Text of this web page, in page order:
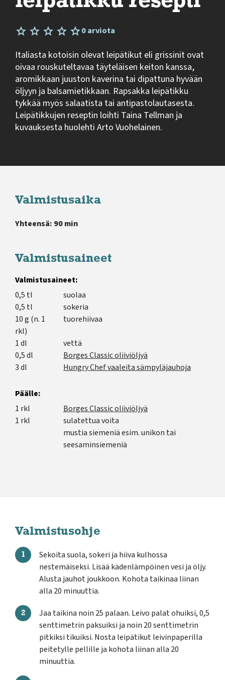
0 arviota
Italiasta kotoisin olevat leipätikut eli grissinit ovat
oivaa rouskuteltavaa täyteläisen keiton kanssa,
aromikkaan juuston kaverina tai dipattuna hyvään
öljyyn ja balsamietikkaan. Rapsakka leipätikku
tykkää myös salaatista tai antipastolautasesta.
Leipätikkujen reseptin loihti Taina Tellman ja
kuvauksesta huolehti Arto Vuohelainen.
Valmistusaika
Yhteensä: 90 min
Valmistusaineet
Valmistusaineet:
0,5 tl
suolaa
0,5 tl
sokeria
10 g (n. 1
rkl)
tuorehiivaa
1 dl
vettä
0,5 dl
Borges Classic oliiviöljyä
3 dl
Hungry Chef vaaleita sämpyläjauhoja
Päälle:
1 rkl
Borges Classic oliiviöljyä
1 rkl
sulatettua voita
mustia siemeniä esim. unikon tai
seesaminsiemeniä
Valmistusohje
Sekoita suola, sokeri ja hiiva kulhossa
nestemäiseksi. Lisää kädenlämpöinen vesi ja öljy.
Alusta jauhot joukkoon. Kohota taikinaa liinan
alla 20 minuuttia.
Jaa taikina noin 25 palaan. Leivo palat ohuiksi, 0,5
senttimetrin paksuiksi ja noin 20 senttimetrin
pitkiksi tikuiksi. Nosta leipätikut leivinpaperilla
peitetylle pellille ja kohota liinan alla 20
minuuttia.